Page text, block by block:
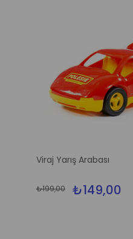
Viraj Yarış Arabası
₺149,00
₺199,00